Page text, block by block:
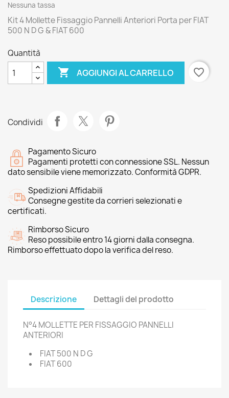
Nessuna tassa
Kit 4 Mollette Fissaggio Pannelli Anteriori Porta per FIAT
500 N D G & FIAT 600
Quantità
 AGGIUNGI AL CARRELLO favorite_border
Condividi
Pagamento Sicuro
Pagamenti protetti con connessione SSL. Nessun
dato sensibile viene memorizzato. Conformità GDPR.
Spedizioni Affidabili
Consegne gestite da corrieri selezionati e
certificati.
Rimborso Sicuro
Reso possibile entro 14 giorni dalla consegna.
Rimborso effettuato dopo la verifica del reso.
Descrizione Dettagli del prodotto
N°4 MOLLETTE PER FISSAGGIO PANNELLI
ANTERIORI
FIAT 500 N D G
FIAT 600